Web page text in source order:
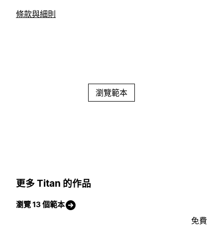
條款與細則
瀏覽範本
更多 Titan 的作品
瀏覽 13 個範本
免費